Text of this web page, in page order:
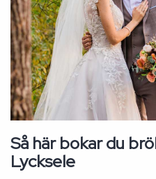
Så här bokar du
Lycksele